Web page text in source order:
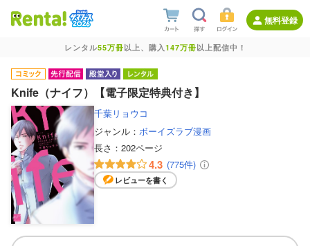
無料登録
レンタル55万冊以上、購入147万冊以上配信中！
Knife（ナイフ）【電子限定特典付き】
千葉リョウコ
ジャンル： ボーイズラブ漫画
長さ： 202ページ
4.3 (775件)
レビューを書く